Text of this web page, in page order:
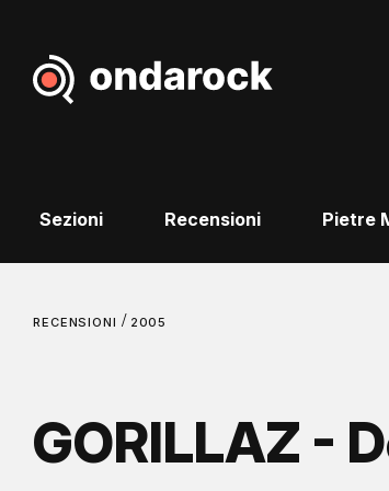
Sezioni Recensioni Pietre
RECENSIONI / 2005
GORILLAZ -